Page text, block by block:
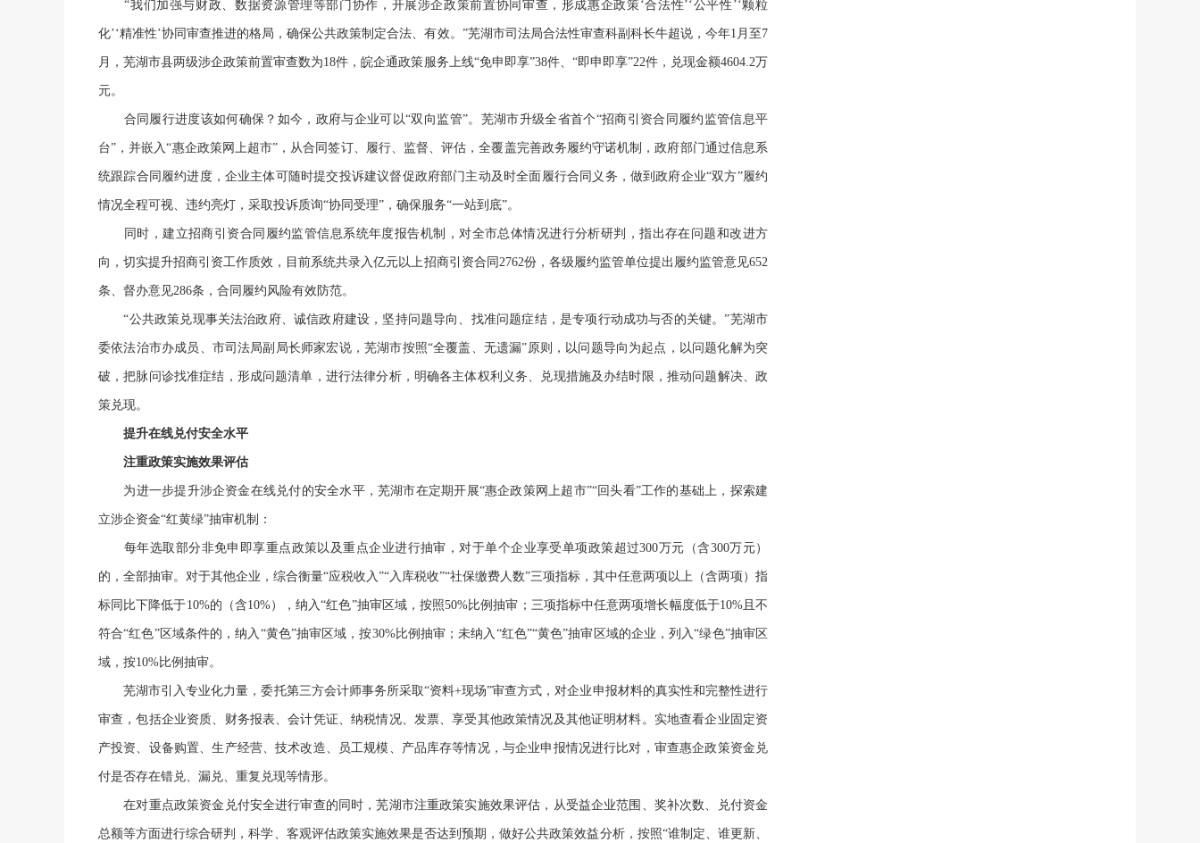
“我们加强与财政、数据资源管理等部门协作，开展涉企政策前置协同审查，形成惠企政策‘合法性’‘公平性’‘颗粒
化’‘精准性’协同审查推进的格局，确保公共政策制定合法、有效。”芜湖市司法局合法性审查科副科长牛超说，今年1月至7
月，芜湖市县两级涉企政策前置审查数为18件，皖企通政策服务上线“免申即享”38件、“即申即享”22件，兑现金额4604.2万
元。
合同履行进度该如何确保？如今，政府与企业可以“双向监管”。芜湖市升级全省首个“招商引资合同履约监管信息平
台”，并嵌入“惠企政策网上超市”，从合同签订、履行、监督、评估，全覆盖完善政务履约守诺机制，政府部门通过信息系
统跟踪合同履约进度，企业主体可随时提交投诉建议督促政府部门主动及时全面履行合同义务，做到政府企业“双方”履约
情况全程可视、违约亮灯，采取投诉质询“协同受理”，确保服务“一站到底”。
同时，建立招商引资合同履约监管信息系统年度报告机制，对全市总体情况进行分析研判，指出存在问题和改进方
向，切实提升招商引资工作质效，目前系统共录入亿元以上招商引资合同2762份，各级履约监管单位提出履约监管意见652
条、督办意见286条，合同履约风险有效防范。
“公共政策兑现事关法治政府、诚信政府建设，坚持问题导向、找准问题症结，是专项行动成功与否的关键。”芜湖市
委依法治市办成员、市司法局副局长师家宏说，芜湖市按照“全覆盖、无遗漏”原则，以问题导向为起点，以问题化解为突
破，把脉问诊找准症结，形成问题清单，进行法律分析，明确各主体权利义务、兑现措施及办结时限，推动问题解决、政
策兑现。
提升在线兑付安全水平
注重政策实施效果评估
为进一步提升涉企资金在线兑付的安全水平，芜湖市在定期开展“惠企政策网上超市”“回头看”工作的基础上，探索建
立涉企资金“红黄绿”抽审机制：
每年选取部分非免申即享重点政策以及重点企业进行抽审，对于单个企业享受单项政策超过300万元（含300万元）
的，全部抽审。对于其他企业，综合衡量“应税收入”“入库税收”“社保缴费人数”三项指标，其中任意两项以上（含两项）指
标同比下降低于10%的（含10%），纳入“红色”抽审区域，按照50%比例抽审；三项指标中任意两项增长幅度低于10%且不
符合“红色”区域条件的，纳入“黄色”抽审区域，按30%比例抽审；未纳入“红色”“黄色”抽审区域的企业，列入“绿色”抽审区
域，按10%比例抽审。
芜湖市引入专业化力量，委托第三方会计师事务所采取“资料+现场”审查方式，对企业申报材料的真实性和完整性进行
审查，包括企业资质、财务报表、会计凭证、纳税情况、发票、享受其他政策情况及其他证明材料。实地查看企业固定资
产投资、设备购置、生产经营、技术改造、员工规模、产品库存等情况，与企业申报情况进行比对，审查惠企政策资金兑
付是否存在错兑、漏兑、重复兑现等情形。
在对重点政策资金兑付安全进行审查的同时，芜湖市注重政策实施效果评估，从受益企业范围、奖补次数、兑付资金
总额等方面进行综合研判，科学、客观评估政策实施效果是否达到预期，做好公共政策效益分析，按照“谁制定、谁更新、